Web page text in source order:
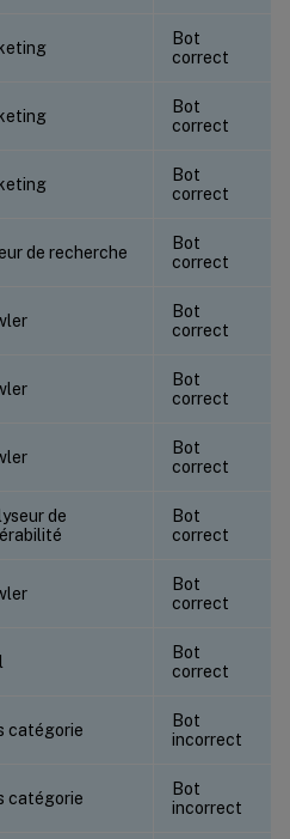
Bot
correct
Bot
correct
Bot
correct
de recherche
Bot
correct
Bot
correct
Bot
correct
Bot
correct
de
Bot
correct
Bot
correct
Bot
correct
catégorie
Bot
incorrect
catégorie
Bot
incorrect